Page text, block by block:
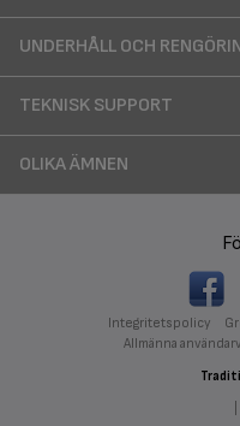
UNDERHÅLL OCH
TEKNISK SUPPORT
OLIKA ÄMNEN
Integritetspolicy
Allmänna